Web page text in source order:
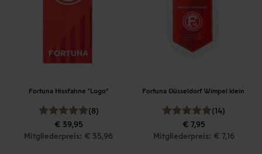
Fortuna Hissfahne "Logo"
(8)
€ 39,95
Mitgliederpreis: € 35,96
Fortuna Düsseldorf Wimpel klein
(14)
€ 7,95
Mitgliederpreis: € 7,16